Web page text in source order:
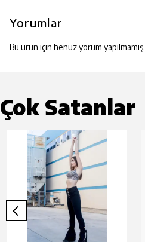
Yorumlar
Bu ürün için henüz yorum yapılmamış.
Çok Satanlar